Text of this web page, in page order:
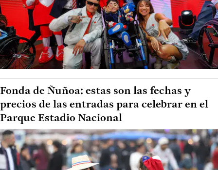
Fonda de Ñuñoa: estas son las fechas y
precios de las entradas para celebrar en el
Parque Estadio Nacional